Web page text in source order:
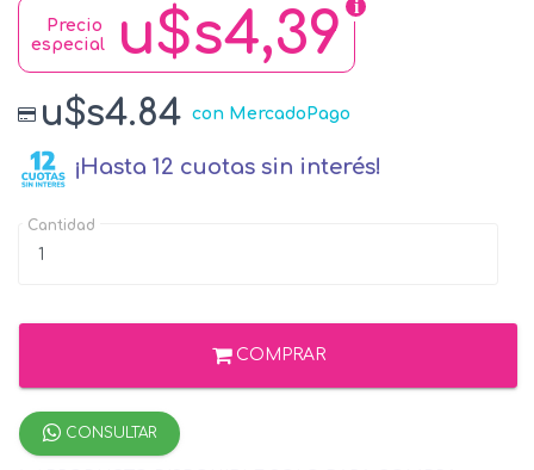
u$s4,39
Precio
especial
u$s4.84 con MercadoPago
¡Hasta 12 cuotas sin interés!
Cantidad
COMPRAR
CONSULTAR